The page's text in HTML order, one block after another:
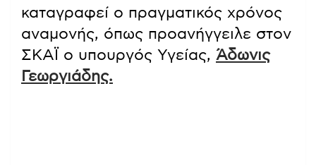
καταγραφεί ο πραγματικός χρόνος
αναμονής, όπως προανήγγειλε στον
ΣΚΑΪ ο υπουργός Υγείας, Άδωνις
Γεωργιάδης.